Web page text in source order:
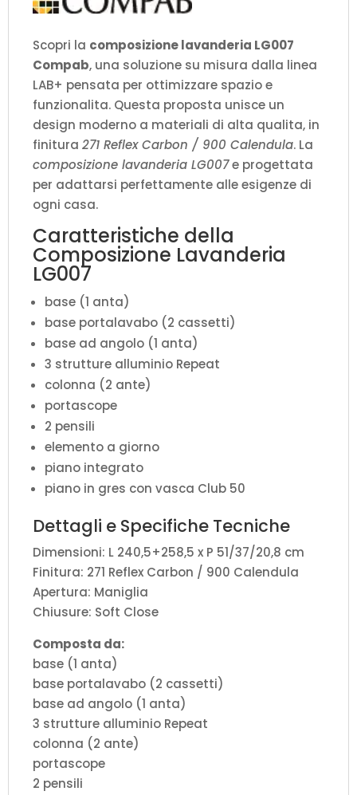
Scopri la composizione lavanderia LG007
Compab, una soluzione su misura dalla linea
LAB+ pensata per ottimizzare spazio e
funzionalita. Questa proposta unisce un
design moderno a materiali di alta qualita, in
finitura 271 Reflex Carbon / 900 Calendula. La
composizione lavanderia LG007e progettata
per adattarsi perfettamente alle esigenze di
ogni casa.
Caratteristiche della
Composizione Lavanderia
LG007
base (1 anta)
base portalavabo (2 cassetti)
base ad angolo (1 anta)
3 strutture alluminio Repeat
colonna (2 ante)
portascope
2 pensili
elemento a giorno
piano integrato
piano in gres con vasca Club 50
Dettagli e Specifiche Tecniche
Dimensioni: L 240,5+258,5 x P 51/37/20,8 cm
Finitura: 271 Reflex Carbon / 900 Calendula
Apertura: Maniglia
Chiusure: Soft Close
Composta da:
base (1 anta)
base portalavabo (2 cassetti)
base ad angolo (1 anta)
3 strutture alluminio Repeat
colonna (2 ante)
portascope
2 pensili